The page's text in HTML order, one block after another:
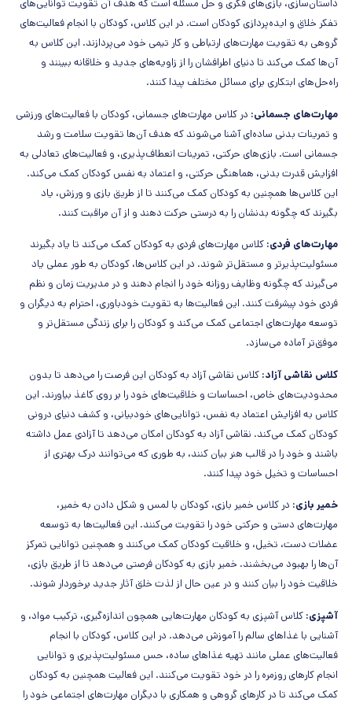
داستان‌سازی، بازی‌های فکری و حل مسئله است که هدف آن تقویت توانایی‌های
تفکر خلاق و ایده‌پردازی کودکان است. در این کلاس، کودکان با انجام فعالیت‌های
گروهی به تقویت مهارت‌های ارتباطی و کار تیمی خود می‌پردازند. این کلاس به
آن‌ها کمک می‌کند تا دنیای اطرافشان را از زاویه‌های جدید و خلاقانه ببینند و
راه‌حل‌های ابتکاری برای مسائل مختلف پیدا کنند.
مهارت‌های جسمانی: در کلاس مهارت‌های جسمانی، کودکان با فعالیت‌های ورزشی
و تمرینات بدنی ساده‌ای آشنا می‌شوند که هدف آن‌ها تقویت سلامت و رشد
جسمانی است. بازی‌های حرکتی، تمرینات انعطاف‌پذیری، و فعالیت‌های تعادلی به
افزایش قدرت بدنی، هماهنگی حرکتی، و اعتماد به نفس کودکان کمک می‌کند.
این کلاس‌ها همچنین به کودکان کمک می‌کنند تا از طریق بازی و ورزش، یاد
بگیرند که چگونه بدنشان را به درستی حرکت دهند و از آن مراقبت کنند.
مهارت‌های فردی: کلاس مهارت‌های فردی به کودکان کمک می‌کند تا یاد بگیرند
مسئولیت‌پذیرتر و مستقل‌تر شوند. در این کلاس‌ها، کودکان به طور عملی یاد
می‌گیرند که چگونه وظایف روزانه خود را انجام دهند و در مدیریت زمان و نظم
فردی خود پیشرفت کنند. این فعالیت‌ها به تقویت خودباوری، احترام به دیگران و
توسعه مهارت‌های اجتماعی کمک می‌کند و کودکان را برای زندگی مستقل‌تر و
موفق‌تر آماده می‌سازد.
کلاس نقاشی آزاد: کلاس نقاشی آزاد به کودکان این فرصت را می‌دهد تا بدون
محدودیت‌های خاص، احساسات و خلاقیت‌های خود را بر روی کاغذ بیاورند. این
کلاس به افزایش اعتماد به نفس، توانایی‌های خودبیانی، و کشف دنیای درونی
کودکان کمک می‌کند. نقاشی آزاد به کودکان امکان می‌دهد تا آزادی عمل داشته
باشند و خود را در قالب هنر بیان کنند، به طوری که می‌توانند درک بهتری از
احساسات و تخیل خود پیدا کنند.
خمیر بازی: در کلاس خمیر بازی، کودکان با لمس و شکل دادن به خمیر،
مهارت‌های دستی و حرکتی خود را تقویت می‌کنند. این فعالیت‌ها به توسعه
عضلات دست، تخیل، و خلاقیت کودکان کمک می‌کنند و همچنین توانایی تمرکز
آن‌ها را بهبود می‌بخشند. خمیر بازی به کودکان فرصتی می‌دهد تا از طریق بازی،
خلاقیت خود را بیان کنند و در عین حال از لذت خلق آثار جدید برخوردار شوند.
آشپزی: کلاس آشپزی به کودکان مهارت‌هایی همچون اندازه‌گیری، ترکیب مواد، و
آشنایی با غذاهای سالم را آموزش می‌دهد. در این کلاس، کودکان با انجام
فعالیت‌های عملی مانند تهیه غذاهای ساده، حس مسئولیت‌پذیری و توانایی
انجام کارهای روزمره را در خود تقویت می‌کنند. این فعالیت همچنین به کودکان
کمک می‌کند تا در کارهای گروهی و همکاری با دیگران مهارت‌های اجتماعی خود را